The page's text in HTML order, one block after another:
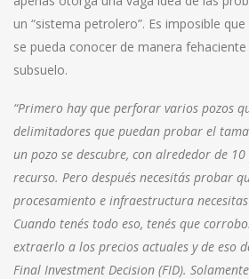
un “sistema petrolero”. Es imposible
se pueda conocer de manera
subsuelo.
“Primero hay que perforar varios pozos
delimitadores que puedan probar el
un pozo se descubre, con alrededor de
recurso. Pero después necesitás probar
procesamiento e infraestructura
Cuando tenés todo eso, tenés que
extraerlo a los precios actuales y de eso
Final Investment Decision (FID).